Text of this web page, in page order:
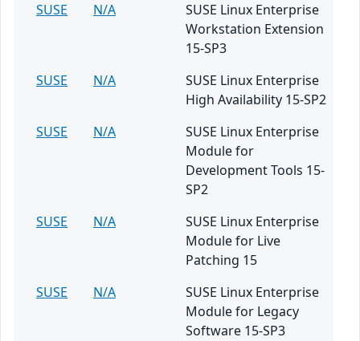
SUSE
N/A
SUSE Linux Enterprise
Workstation Extension
15-SP3
SUSE
N/A
SUSE Linux Enterprise
High Availability 15-SP2
SUSE
N/A
SUSE Linux Enterprise
Module for
Development Tools 15-
SP2
SUSE
N/A
SUSE Linux Enterprise
Module for Live
Patching 15
SUSE
N/A
SUSE Linux Enterprise
Module for Legacy
Software 15-SP3